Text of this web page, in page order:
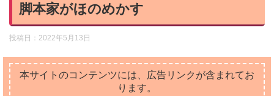
脚本家がほのめかす
投稿日： 2022年5月13日
本サイトのコンテンツには、広告リンクが含まれてお
ります。